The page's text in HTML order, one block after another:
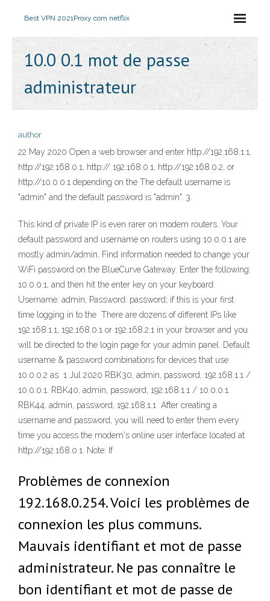
Best VPN 2021Proxy com netflix
10.0 0.1 mot de passe
administrateur
author
22 May 2020 Open a web browser and enter http://192.168.1.1,
http://192.168.0.1, http:// 192.168.0.1, http://192.168.0.2, or
http://10.0.0.1 depending on the The default username is
"admin" and the default password is "admin". 3.
This kind of private IP is even rarer on modem routers. Your
default password and username on routers using 10.0.0.1 are
mostly admin/admin. Find information needed to change your
WiFi password on the BlueCurve Gateway. Enter the following:
10.0.0.1, and then hit the enter key on your keyboard:
Username: admin; Password: password; if this is your first
time logging in to the There are dozens of different IPs like
192.168.1.1, 192.168.0.1 or 192.168.2.1 in your browser and you
will be directed to the login page for your admin panel. Default
username & password combinations for devices that use
10.0.0.2 as 1 Jul 2020 RBK30, admin, password, 192.168.1.1 /
10.0.0.1. RBK40, admin, password, 192.168.1.1 / 10.0.0.1.
RBK44, admin, password, 192.168.1.1 After creating a
username and password, you will need to enter them every
time you access the modem's online user interface located at
http://192.168.0.1. Note: If
Problèmes de connexion
192.168.0.254. Voici les problèmes de
connexion les plus communs.
Mauvais identifiant et mot de passe
administrateur. Ne pas connaître le
bon identifiant et mot de passe de